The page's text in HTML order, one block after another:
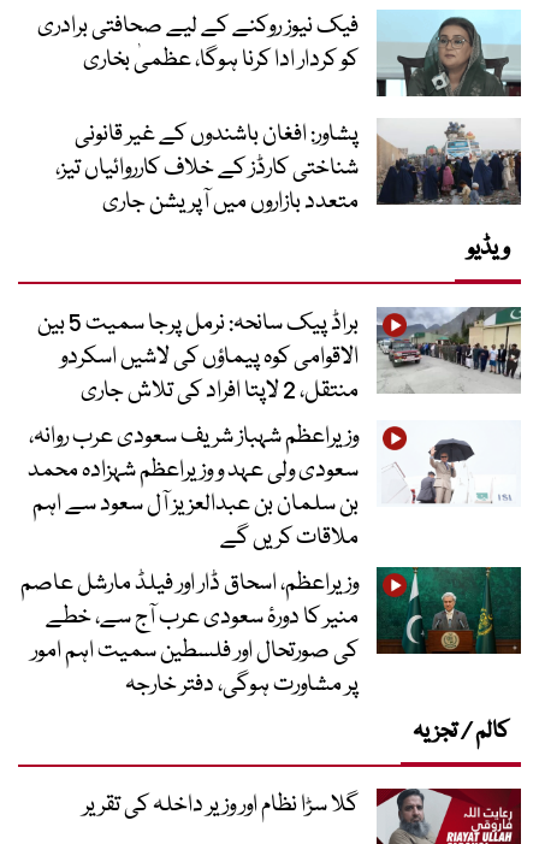
فیک نیوز روکنے کے لیے صحافتی برادری
کو کردار ادا کرنا ہوگا، عظمیٰ بخاری
پشاور: افغان باشندوں کے غیر قانونی
شناختی کارڈز کے خلاف کارروائیاں تیز،
متعدد بازاروں میں آپریشن جاری
ویڈیو
براڈ پیک سانحہ: نرمل پرجا سمیت 5 بین
الاقوامی کوہ پیماؤں کی لاشیں اسکردو
منتقل، 2 لاپتا افراد کی تلاش جاری
وزیراعظم شہباز شریف سعودی عرب روانہ،
سعودی ولی عہد و وزیراعظم شہزادہ محمد
بن سلمان بن عبدالعزیز آل سعود سے اہم
ملاقات کریں گے
وزیراعظم، اسحاق ڈار اور فیلڈ مارشل عاصم
منیر کا دورۂ سعودی عرب آج سے، خطے
کی صورتحال اور فلسطین سمیت اہم امور
پر مشاورت ہوگی، دفتر خارجہ
کالم / تجزیہ
گلا سڑا نظام اور وزیر داخلہ کی تقریر